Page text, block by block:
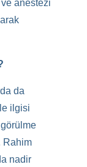
anestezi
da
ilgisi
görülme
Rahim
nadir